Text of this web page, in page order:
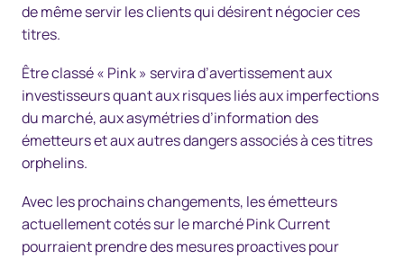
de même servir les clients qui désirent négocier ces
titres.
Être classé « Pink » servira d’avertissement aux
investisseurs quant aux risques liés aux imperfections
du marché, aux asymétries d’information des
émetteurs et aux autres dangers associés à ces titres
orphelins.
Avec les prochains changements, les émetteurs
actuellement cotés sur le marché Pink Current
pourraient prendre des mesures proactives pour